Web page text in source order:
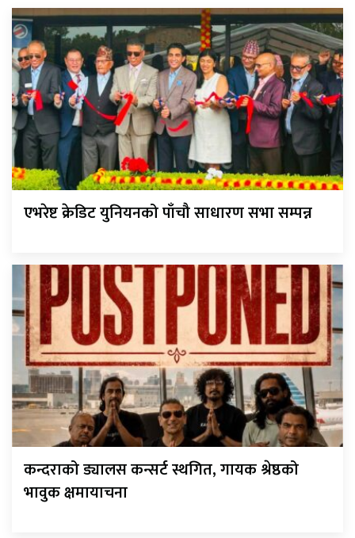
एभरेष्ट क्रेडिट युनियनको पाँचौ साधारण सभा सम्पन्न
कन्दराको ड्यालस कन्सर्ट स्थगित, गायक श्रेष्ठको
भावुक क्षमायाचना